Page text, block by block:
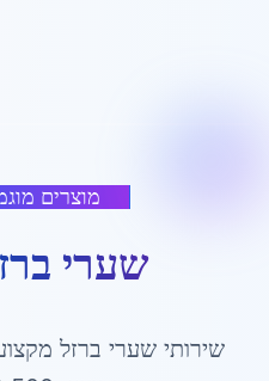
מוצרים
שערי
שירותי שערי ברזל